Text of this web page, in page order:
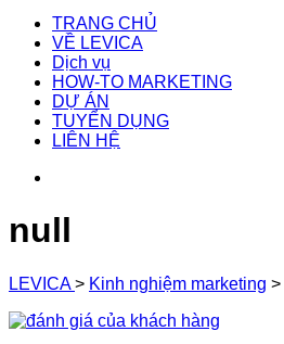
TRANG CHỦ
VỀ LEVICA
Dịch vụ
HOW-TO MARKETING
DỰ ÁN
TUYỂN DỤNG
LIÊN HỆ
null
LEVICA> Kinh nghiệm marketing >